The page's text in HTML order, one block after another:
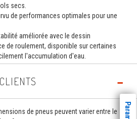
secs.
de performances optimales pour une
améliorée avec le dessin
de roulement, disponible sur certaines
l'accumulation d'eau.
de pneus peuvent varier entre le